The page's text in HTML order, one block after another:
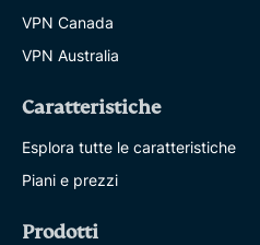
VPN Canada
VPN Australia
Caratteristiche
Esplora tutte le caratteristiche
Piani e prezzi
Prodotti